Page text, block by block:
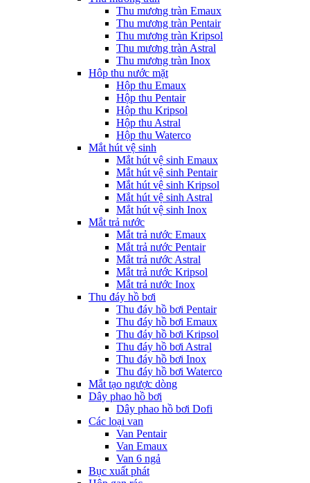
Thu mương tràn Emaux
Thu mương tràn Pentair
Thu mương tràn Kripsol
Thu mương tràn Astral
Thu mương tràn Inox
Hôp thu nước mặt
Hộp thu Emaux
Hộp thu Pentair
Hộp thu Kripsol
Hộp thu Astral
Hộp thu Waterco
Mắt hút vệ sinh
Mắt hút vệ sinh Emaux
Mắt hút vệ sinh Pentair
Mắt hút vệ sinh Kripsol
Mắt hút vệ sinh Astral
Mắt hút vệ sinh Inox
Mắt trả nước
Mắt trả nước Emaux
Mắt trả nước Pentair
Mắt trả nước Astral
Mắt trả nước Kripsol
Mắt trả nước Inox
Thu đáy hồ bơi
Thu đáy hồ bơi Pentair
Thu đáy hồ bơi Emaux
Thu đáy hồ bơi Kripsol
Thu đáy hồ bơi Astral
Thu đáy hồ bơi Inox
Thu đáy hồ bơi Waterco
Mắt tạo ngược dòng
Dây phao hồ bơi
Dây phao hồ bơi Dofi
Các loại van
Van Pentair
Van Emaux
Van 6 ngả
Bục xuất phát